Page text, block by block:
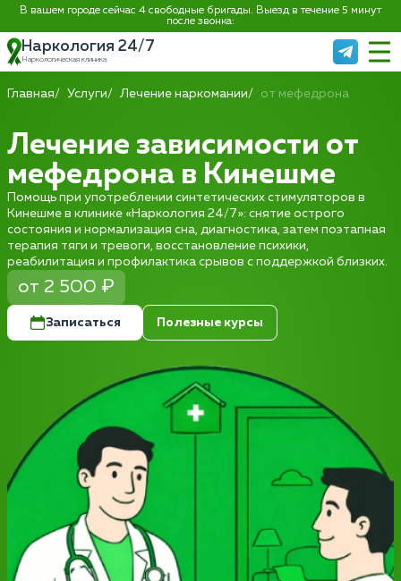
В вашем городе сейчас 4 свободные бригады. Выезд в течение 5 минут
после звонка:
Наркология 24/7
Наркологическая клиника
Главная Услуги Лечение наркомании от мефедрона
Лечение зависимости от
мефедрона в Кинешме
Помощь при употреблении синтетических стимуляторов в
Кинешме в клинике «Наркология 24/7»: снятие острого
состояния и нормализация сна, диагностика, затем поэтапная
терапия тяги и тревоги, восстановление психики,
реабилитация и профилактика срывов с поддержкой близких.
от 2 500 ₽
Записаться Полезные курсы